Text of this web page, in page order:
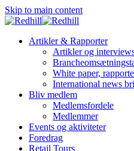
Skip to main content
Artikler & Rapporter
Artikler og
White paper,
International news
Bliv medlem
Medlemsfordele
Medlemmer
Events og aktiviteter
Foredrag
Retail Tours